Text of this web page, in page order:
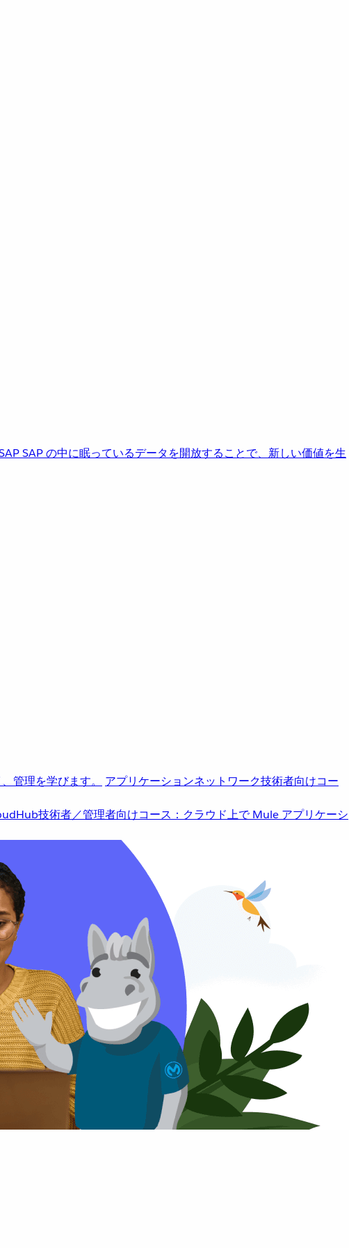
SAP の中に眠っているデータを開放することで、新しい価値を生
管理を学びます。 アプリケーションネットワーク技術者向けコー
技術者／管理者向けコース：クラウド上で Mule アプリケーシ